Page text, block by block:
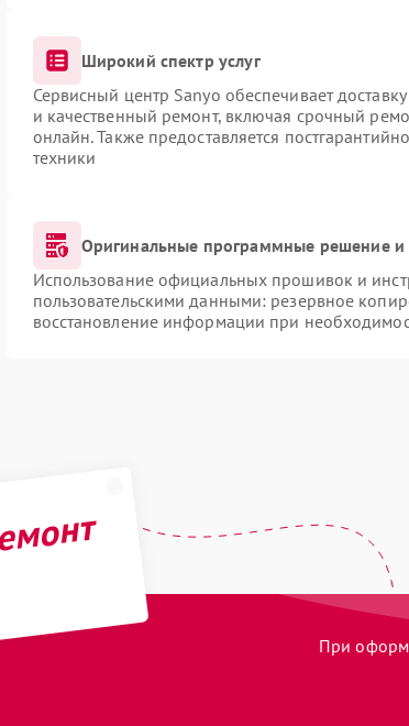
Широкий спектр услуг
Сервисный центр Sanyo обеспечивает
и качественный ремонт, включая срочный
онлайн. Также предоставляется
техники
Оригинальные программные решение
Использование официальных прошивок и
пользовательскими данными: резервное
восстановление информации при
При